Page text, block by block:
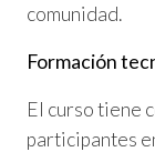
comunidad.
Formación
El curso tiene
participantes